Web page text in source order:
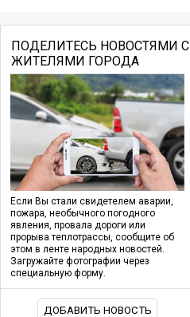
ПОДЕЛИТЕСЬ НОВОСТЯМИ С
ЖИТЕЛЯМИ ГОРОДА
Если Вы стали свидетелем аварии,
пожара, необычного погодного
явления, провала дороги или
прорыва теплотрассы, сообщите об
этом в ленте народных новостей.
Загружайте фотографии через
специальную форму.
ДОБАВИТЬ НОВОСТЬ